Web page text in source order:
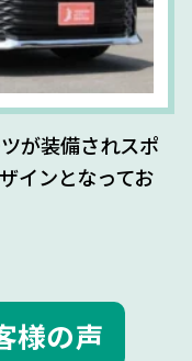
が装備されスポ
インとなってお
様の声